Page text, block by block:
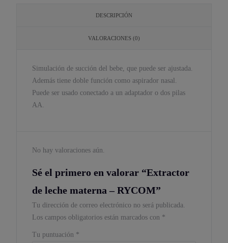
DESCRIPCIÓN
VALORACIONES (0)
Simulación de succión del bebe, que puede ser ajustada.
Además tiene doble función como aspirador nasal.
Puede ser usado conectado a un adaptador o dos pilas
AA.
No hay valoraciones aún.
Sé el primero en valorar “Extractor
de leche materna – RYCOM”
Tu dirección de correo electrónico no será publicada.
Los campos obligatorios están marcados con *
Tu puntuación *